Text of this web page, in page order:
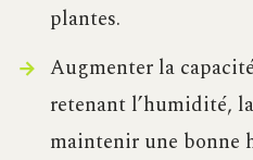
plantes.
Augmenter la
retenant l’humidité,
maintenir une bonne